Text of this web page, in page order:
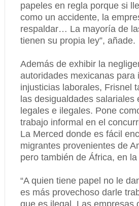
papeles en regla porque si
como un accidente, la
respaldar… La mayoría de
tienen su propia ley”, añade.
Además de exhibir la
autoridades mexicanas para
injusticias laborales, Frisnel
las desigualdades salariales
legales e ilegales. Pone
trabajo informal en el
La Merced donde es fácil
migrantes provenientes de
pero también de África, en
“A quien tiene papel no le
es más provechoso darle